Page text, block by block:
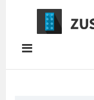
Springe
Inhalt